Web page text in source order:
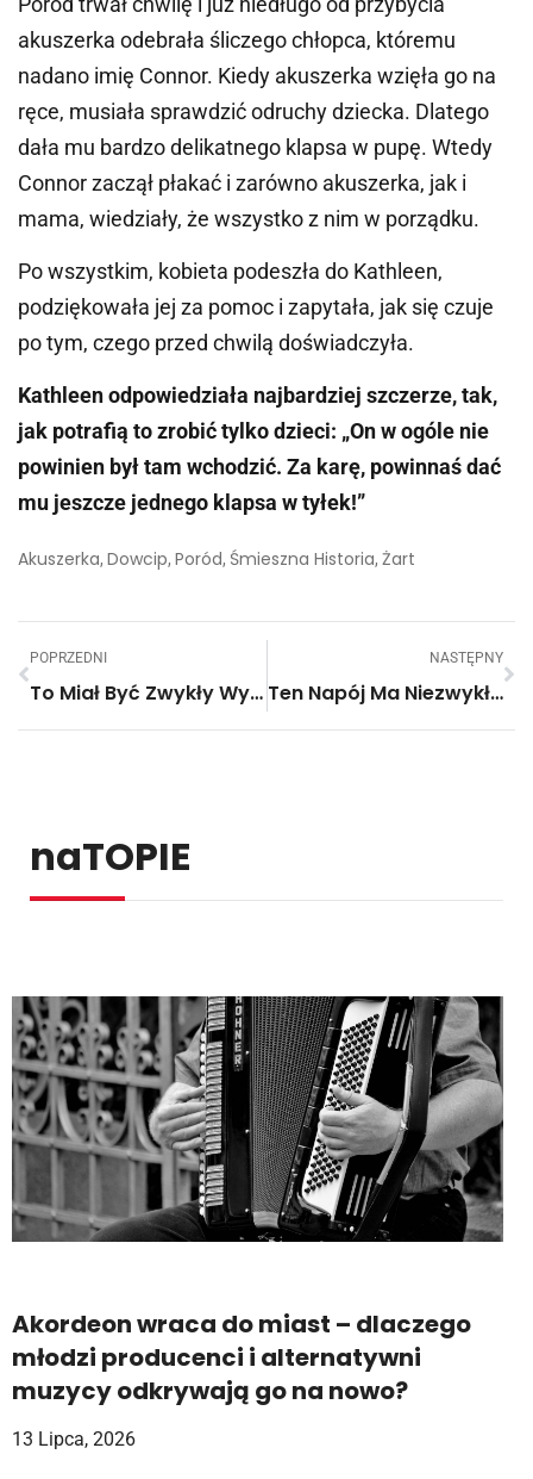
akuszerka odebrała śliczego chłopca, któremu
nadano imię Connor. Kiedy akuszerka wzięła go na
ręce, musiała sprawdzić odruchy dziecka. Dlatego
dała mu bardzo delikatnego klapsa w pupę. Wtedy
Connor zaczął płakać i zarówno akuszerka, jak i
mama, wiedziały, że wszystko z nim w porządku.
Po wszystkim, kobieta podeszła do Kathleen,
podziękowała jej za pomoc i zapytała, jak się czuje
po tym, czego przed chwilą doświadczyła.
Kathleen odpowiedziała najbardziej szczerze, tak,
jak potrafią to zrobić tylko dzieci: „On w ogóle nie
powinien był tam wchodzić. Za karę, powinnaś dać
mu jeszcze jednego klapsa w tyłek!”
Akuszerka, Dowcip, Poród, Śmieszna Historia, Żart
POPRZEDNI
To Miał Być Zwykły Występ Jego Córki Dla Dużej Publiczności. A Później Wydarzało Się To…
NASTĘPNY
Ten Napój Ma Niezwykłe Właściwości, A Możesz Go Przygotować W Ciągu Minuty. Potrzebujesz Tylko Dwa Składniki.
naTOPIE
Akordeon wraca do miast – dlaczego
młodzi producenci i alternatywni
muzycy odkrywają go na nowo?
13 Lipca, 2026